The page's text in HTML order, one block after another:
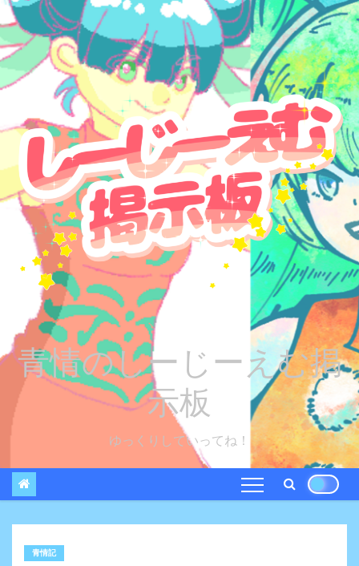
コ
ン
テ
へ
キ
ッ
青情のしーじーえむ掲
示板
ゆっくりしていってね！
青情記